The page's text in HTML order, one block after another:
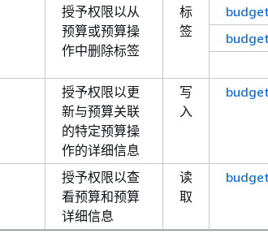
授予权限以从
预算或预算操
作中删除标签
标
签
budget
授予权限以更
新与预算关联
的特定预算操
作的详细信息
写
入
授予权限以查
看预算和预算
详细信息
读
取